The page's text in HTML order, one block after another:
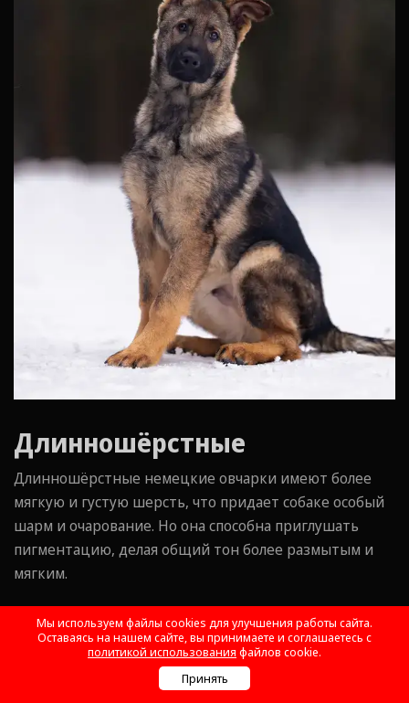
Длинношёрстные
Длинношёрстные немецкие овчарки имеют более
мягкую и густую шерсть, что придает собаке особый
шарм и очарование. Но она способна приглушать
пигментацию, делая общий тон более размытым и
мягким.
Окрасы у длинношёрстных овчарок остаются теми
же, что и у короткошёрстных, однако зрительно
могут восприниматься иначе. Например, чёрно-
подпалый будет выглядеть менее контрастным, чем у
Telegram Max
Мы используем файлы cookies для улучшения работы сайта.
Оставаясь на нашем сайте, вы принимаете и соглашаетесь с
политикой использования файлов cookie.
Принять